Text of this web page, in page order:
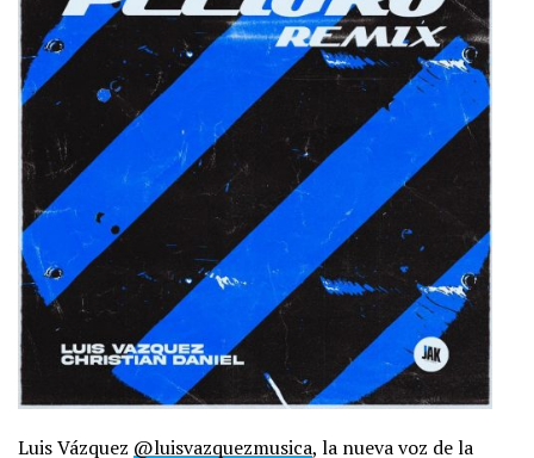
Luis Vázquez @luisvazquezmusica, la nueva voz de la